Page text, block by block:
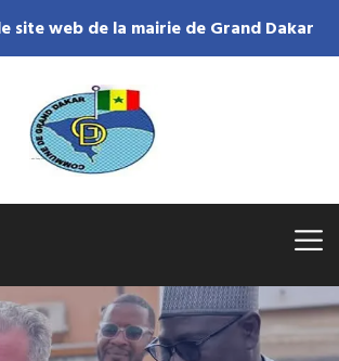
site web de la mairie de Grand Dakar